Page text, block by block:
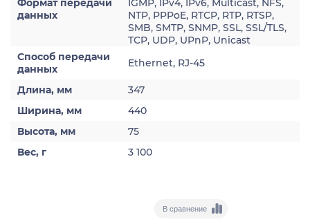
Формат передачи
данных
IGMP, IPv4, IPv6, Multicast, NFS,
NTP, PPPoE, RTCP, RTP, RTSP,
SMB, SMTP, SNMP, SSL, SSL/TLS,
TCP, UDP, UPnP, Unicast
Способ передачи
данных
Ethernet, RJ-45
Длина, мм
347
Ширина, мм
440
Высота, мм
75
Вес, г
3 100
В сравнение